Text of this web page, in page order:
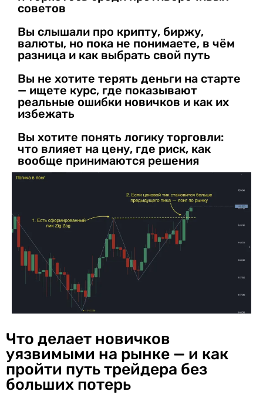
советов
Вы слышали про крипту, биржу,
валюты, но пока не понимаете, в чём
разница и как выбрать свой путь
Вы не хотите терять деньги на старте
— ищете курс, где показывают
реальные ошибки новичков и как их
избежать
Вы хотите понять логику торговли:
что влияет на цену, где риск, как
вообще принимаются решения
Что делает новичков
уязвимыми на рынке — и как
пройти путь трейдера без
больших потерь